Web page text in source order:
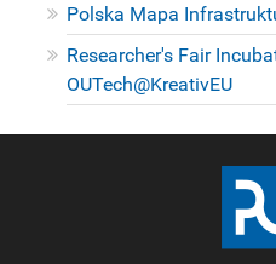
Polska Mapa
Researcher's Fair
OUTech@KreativEU